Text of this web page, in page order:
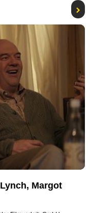
Margot